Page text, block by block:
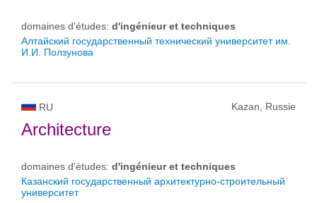
domaines d'études: d'ingénieur et techniques
Алтайский государственный технический университет им.
И.И. Ползунова
RU Kazan, Russie
Architecture
domaines d'études: d'ingénieur et techniques
Казанский государственный архитектурно-строительный
университет